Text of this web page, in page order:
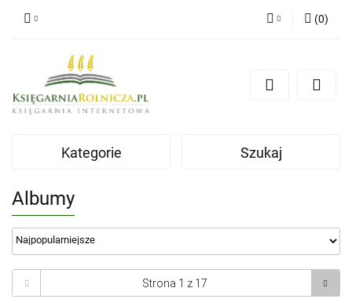
Zarejestruj się
(0)
Kategorie Szukaj
Albumy